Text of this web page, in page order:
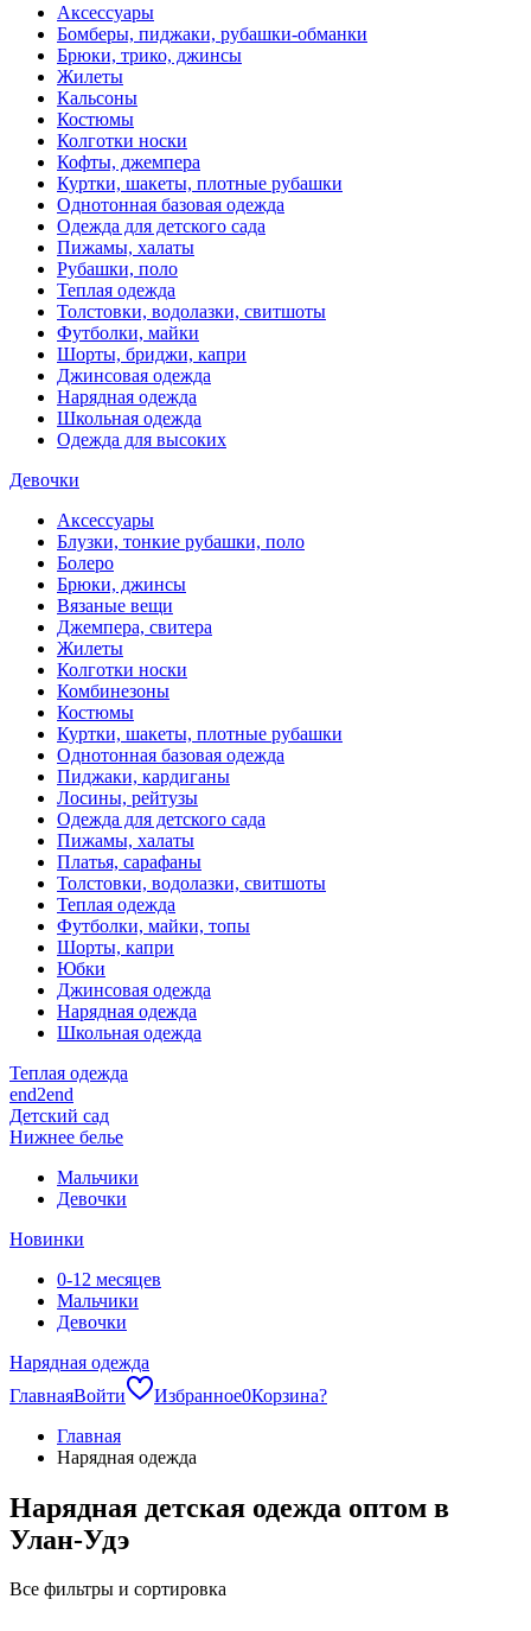
Аксессуары
Бомберы, пиджаки, рубашки-обманки
Брюки, трико, джинсы
Жилеты
Кальсоны
Костюмы
Колготки носки
Кофты, джемпера
Куртки, шакеты, плотные рубашки
Однотонная базовая одежда
Одежда для детского сада
Пижамы, халаты
Рубашки, поло
Теплая одежда
Толстовки, водолазки, свитшоты
Футболки, майки
Шорты, бриджи, капри
Джинсовая одежда
Нарядная одежда
Школьная одежда
Одежда для высоких
Девочки
Аксессуары
Блузки, тонкие рубашки, поло
Болеро
Брюки, джинсы
Вязаные вещи
Джемпера, свитера
Жилеты
Колготки носки
Комбинезоны
Костюмы
Куртки, шакеты, плотные рубашки
Однотонная базовая одежда
Пиджаки, кардиганы
Лосины, рейтузы
Одежда для детского сада
Пижамы, халаты
Платья, сарафаны
Толстовки, водолазки, свитшоты
Теплая одежда
Футболки, майки, топы
Шорты, капри
Юбки
Джинсовая одежда
Нарядная одежда
Школьная одежда
Теплая одежда
end2end
Детский сад
Нижнее белье
Мальчики
Девочки
Новинки
0-12 месяцев
Мальчики
Девочки
Нарядная одежда
ГлавнаяВойти Избранное0Корзина?
Главная
Нарядная одежда
Нарядная детская одежда оптом в
Улан-Удэ
Все фильтры и сортировка